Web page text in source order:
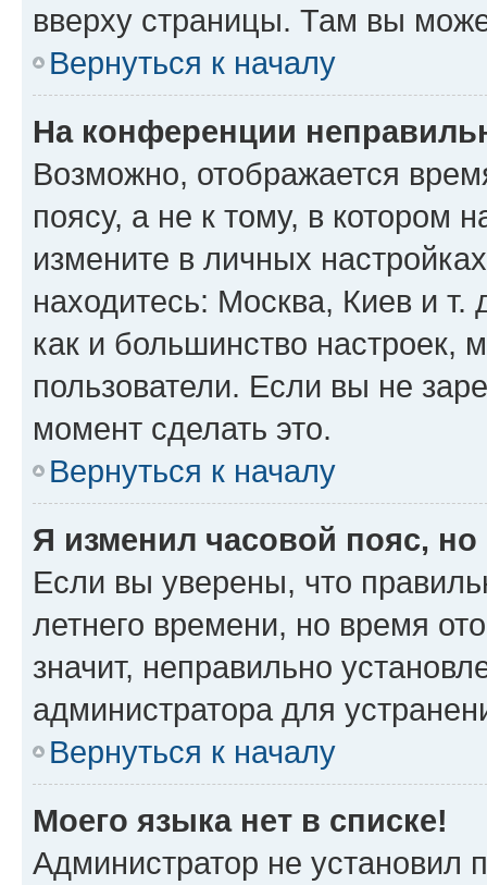
вверху страницы. Там вы
Вернуться к началу
На конференции
Возможно, отображается
поясу, а не к тому, в котором
измените в личных
находитесь: Москва, Киев и т.
как и большинство настроек,
пользователи. Если вы не
момент сделать это.
Вернуться к началу
Я изменил часовой пояс,
Если вы уверены, что
летнего времени, но время
значит, неправильно
администратора для
Вернуться к началу
Моего языка нет в списке!
Администратор не установил